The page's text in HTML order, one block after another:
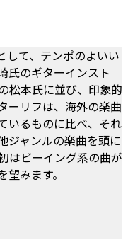
して、テンポのよいい
氏のギターインスト
松本氏に並び、印象的
ーリフは、海外の楽曲
いるものに比べ、それ
ジャンルの楽曲を頭に
はビーイング系の曲が
みます。